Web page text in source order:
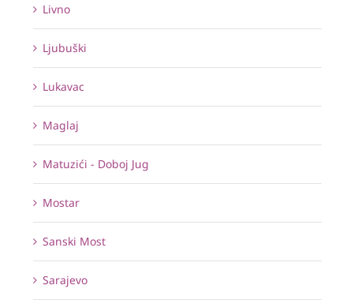
Livno
Ljubuški
Lukavac
Maglaj
Matuzići - Doboj Jug
Mostar
Sanski Most
Sarajevo